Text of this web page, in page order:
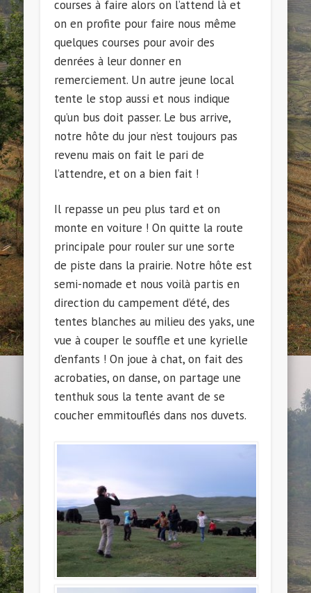
courses à faire alors on l’attend là et
on en profite pour faire nous même
quelques courses pour avoir des
denrées à leur donner en
remerciement. Un autre jeune local
tente le stop aussi et nous indique
qu’un bus doit passer. Le bus arrive,
notre hôte du jour n’est toujours pas
revenu mais on fait le pari de
l’attendre, et on a bien fait !
Il repasse un peu plus tard et on
monte en voiture ! On quitte la route
principale pour rouler sur une sorte
de piste dans la prairie. Notre hôte est
semi-nomade et nous voilà partis en
direction du campement d’été, des
tentes blanches au milieu des yaks, une
vue à couper le souffle et une kyrielle
d’enfants ! On joue à chat, on fait des
acrobaties, on danse, on partage une
tenthuk sous la tente avant de se
coucher emmitouflés dans nos duvets.